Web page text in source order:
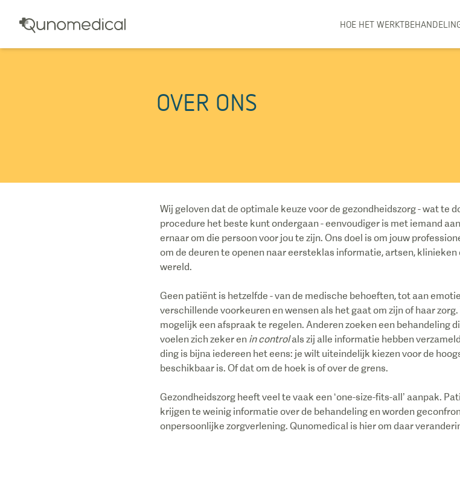
HOE HET WERKT
OVER ONS
Wij geloven dat de optimale keuze voor de gezondheidszorg - wat te
procedure het beste kunt ondergaan - eenvoudiger is met iemand
ernaar om die persoon voor jou te zijn. Ons doel is om jouw
om de deuren te openen naar eersteklas informatie, artsen, klinieken
wereld.
Geen patiënt is hetzelfde - van de medische behoeften, tot aan
verschillende voorkeuren en wensen als het gaat om zijn of haar
mogelijk een afspraak te regelen. Anderen zoeken een behandeling
voelen zich zeker en in controlals zij alle informatie hebben
ding is bijna iedereen het eens: je wilt uiteindelijk kiezen voor de
beschikbaar is. Of dat om de hoek is of over de grens.
Gezondheidszorg heeft veel te vaak een ‘one-size-fits-all’ aanpak.
krijgen te weinig informatie over de behandeling en worden
onpersoonlijke zorgverlening. Qunomedical is hier om daar